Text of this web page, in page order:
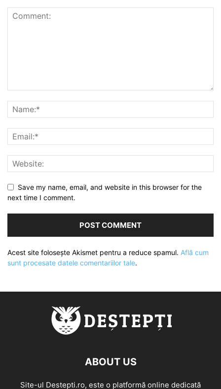
Save my name, email, and website in this browser for the
next time I comment.
Acest site folosește Akismet pentru a reduce spamul. Află cum
sunt procesate datele comentariilor tale.
ABOUT US
Site-ul Destepti.ro, este o platformă online dedicată